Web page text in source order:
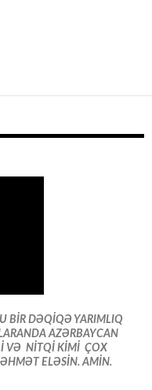
BİR DƏQİQƏ YARIMLIQ
AZƏRBAYCAN
VƏ NİTQİ KİMİ ÇOX
ELƏSİN. AMİN.